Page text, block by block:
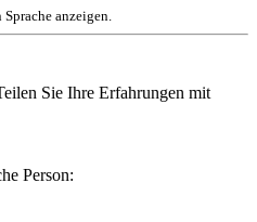
anzeigen.
Sie Ihre Erfahrungen mit
Person: